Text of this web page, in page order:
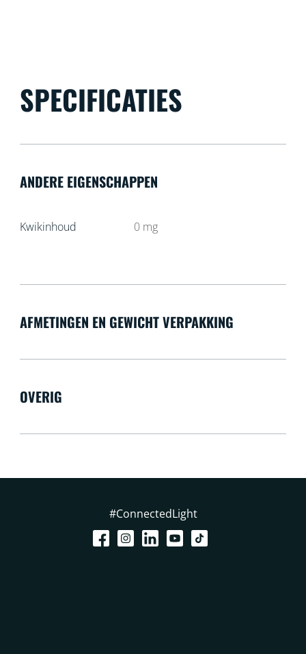
SPECIFICATIES
ANDERE EIGENSCHAPPEN
Kwikinhoud 0 mg
AFMETINGEN EN GEWICHT VERPAKKING
OVERIG
#ConnectedLight